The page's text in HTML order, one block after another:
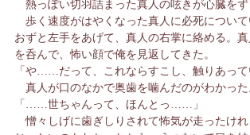
熱っぽい切羽詰まった真人の呟きが心臓をず
歩く速度がはやくなった真人に必死につい
おずと左手をあげて、真人の右掌に絡める。
を呑んで、怖い顔で俺を見返してきた。
「や……だって、これならすこし、触りあって
真人が口のなかで奥歯を噛んだのがわかった
「……世ちゃんって、ほんとっ……」
憎々しげに歯ぎしりされて怖気が走ったけ